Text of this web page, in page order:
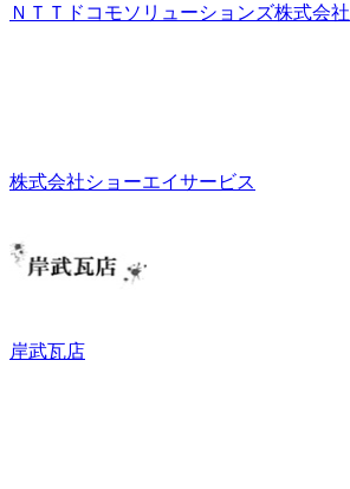
ＮＴＴドコモソリューションズ株式会社
株式会社ショーエイサービス
岸武瓦店